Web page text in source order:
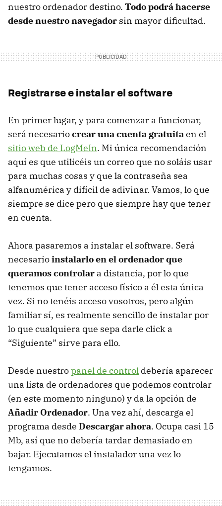
nuestro ordenador destino. Todo podrá hacerse
desde nuestro navegador sin mayor dificultad.
Registrarse e instalar el software
En primer lugar, y para comenzar a funcionar,
será necesariocrear una cuenta gratuitaen el
sitio web de LogMeIn. Mi única recomendación
aquí es que utilicéis un correo que no soláis usar
para muchas cosas y que la contraseña sea
alfanumérica y difícil de adivinar. Vamos, lo que
siempre se dice pero que siempre hay que tener
en cuenta.
Ahora pasaremos a instalar el software. Será
necesarioinstalarlo en el ordenador que
queramos controlar a distancia, por lo que
tenemos que tener acceso físico a él esta única
vez. Si no tenéis acceso vosotros, pero algún
familiar sí, es realmente sencillo de instalar por
lo que cualquiera que sepa darle click a
“Siguiente” sirve para ello.
Desde nuestropanel de control debería aparecer
una lista de ordenadores que podemos controlar
(en este momento ninguno) y da la opción de
Añadir Ordenador. Una vez ahí, descarga el
programa desde Descargar ahora. Ocupa casi 15
Mb, así que no debería tardar demasiado en
bajar. Ejecutamos el instalador una vez lo
tengamos.